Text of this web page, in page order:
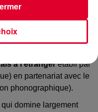
est indémodable.
à l'étrangerétabli par
en partenariat avec le
phonographique).
qui domine largement